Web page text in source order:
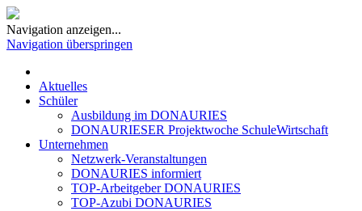
Navigation anzeigen...
Navigation überspringen
Aktuelles
Schüler
Ausbildung im DONAURIES
DONAURIESER Projektwoche SchuleWirtschaft
Unternehmen
Netzwerk-Veranstaltungen
DONAURIES informiert
TOP-Arbeitgeber DONAURIES
TOP-Azubi DONAURIES